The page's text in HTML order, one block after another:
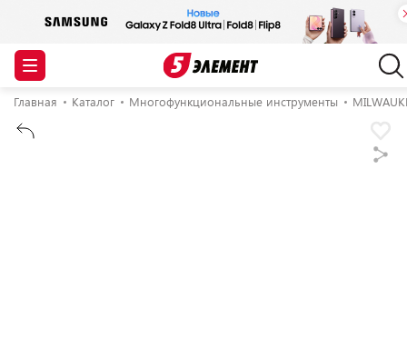
Главная Каталог Многофункциональные инструменты